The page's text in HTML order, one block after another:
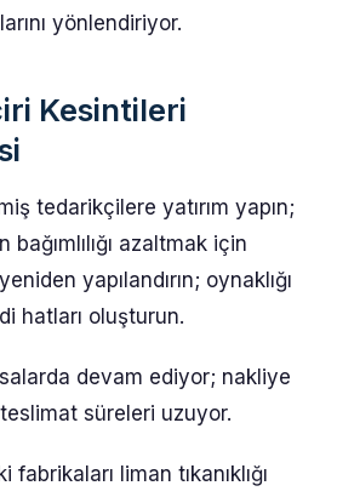
yönlendiriyor.
Kesintileri
tedarikçilere yatırım yapın;
azaltmak için
yapılandırın; oynaklığı
hatları oluşturun.
devam ediyor; nakliye
süreleri uzuyor.
liman tıkanıklığı